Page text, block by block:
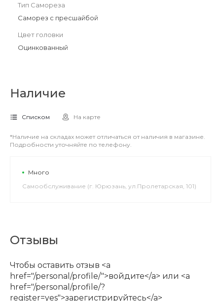
Тип Самореза
Саморез с пресшайбой
Цвет головки
Оцинкованный
Наличие
Списком На карте
*Наличие на складах может отличаться от наличия в магазине.
Подробности уточняйте по телефону.
Много
Самообслуживание (г. Юрюзань, ул.Пролетарская, 101)
Отзывы
Чтобы оставить отзыв <a
href="/personal/profile/">войдите</a> или <a
href="/personal/profile/?
register=yes">зарегистрируйтесь</a>